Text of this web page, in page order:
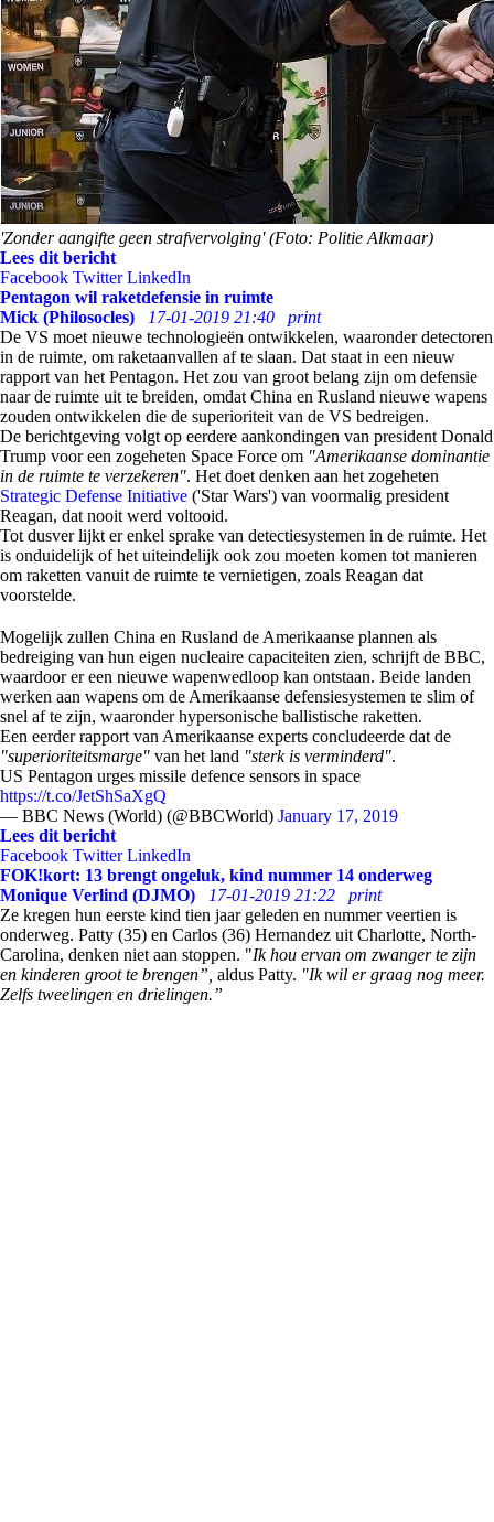
'Zonder aangifte geen strafvervolging' (Foto: Politie Alkmaar)
Lees dit bericht
Facebook Twitter LinkedIn
Pentagon wil raketdefensie in ruimte
Mick (Philosocles)
17-01-2019 21:40
print
De VS moet nieuwe technologieën ontwikkelen, waaronder detectoren
in de ruimte, om raketaanvallen af te slaan. Dat staat in een nieuw
rapport van het Pentagon. Het zou van groot belang zijn om defensie
naar de ruimte uit te breiden, omdat China en Rusland nieuwe wapens
zouden ontwikkelen die de superioriteit van de VS bedreigen.
De berichtgeving volgt op eerdere aankondingen van president Donald
Trump voor een zogeheten Space Force om "Amerikaanse dominantie
in de ruimte te verzekeren". Het doet denken aan het zogeheten
Strategic Defense Initiative ('Star Wars') van voormalig president
Reagan, dat nooit werd voltooid.
Tot dusver lijkt er enkel sprake van detectiesystemen in de ruimte. Het
is onduidelijk of het uiteindelijk ook zou moeten komen tot manieren
om raketten vanuit de ruimte te vernietigen, zoals Reagan dat
voorstelde.
Mogelijk zullen China en Rusland de Amerikaanse plannen als
bedreiging van hun eigen nucleaire capaciteiten zien, schrijft de BBC,
waardoor er een nieuwe wapenwedloop kan ontstaan. Beide landen
werken aan wapens om de Amerikaanse defensiesystemen te slim of
snel af te zijn, waaronder hypersonische ballistische raketten.
Een eerder rapport van Amerikaanse experts concludeerde dat de
"superioriteitsmarge" van het land "sterk is verminderd".
US Pentagon urges missile defence sensors in space
https://t.co/JetShSaXgQ
— BBC News (World) (@BBCWorld) January 17, 2019
Lees dit bericht
Facebook Twitter LinkedIn
FOK!kort: 13 brengt ongeluk, kind nummer 14 onderweg
Monique Verlind (DJMO)
17-01-2019 21:22
print
Ze kregen hun eerste kind tien jaar geleden en nummer veertien is
onderweg. Patty (35) en Carlos (36) Hernandez uit Charlotte, North-
Carolina, denken niet aan stoppen. "Ik hou ervan om zwanger te zijn
en kinderen groot te brengen”, aldus Patty. "Ik wil er graag nog meer.
Zelfs tweelingen en drielingen.”